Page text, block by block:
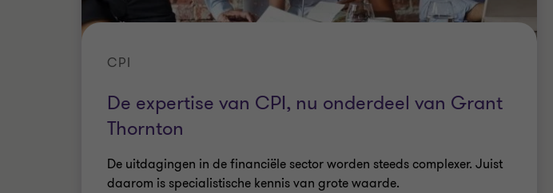
De expertise van CPI, nu onderdeel van Grant
Thornton
CPI
De uitdagingen in de financiële sector worden steeds complexer. Juist
daarom is specialistische kennis van grote waarde.